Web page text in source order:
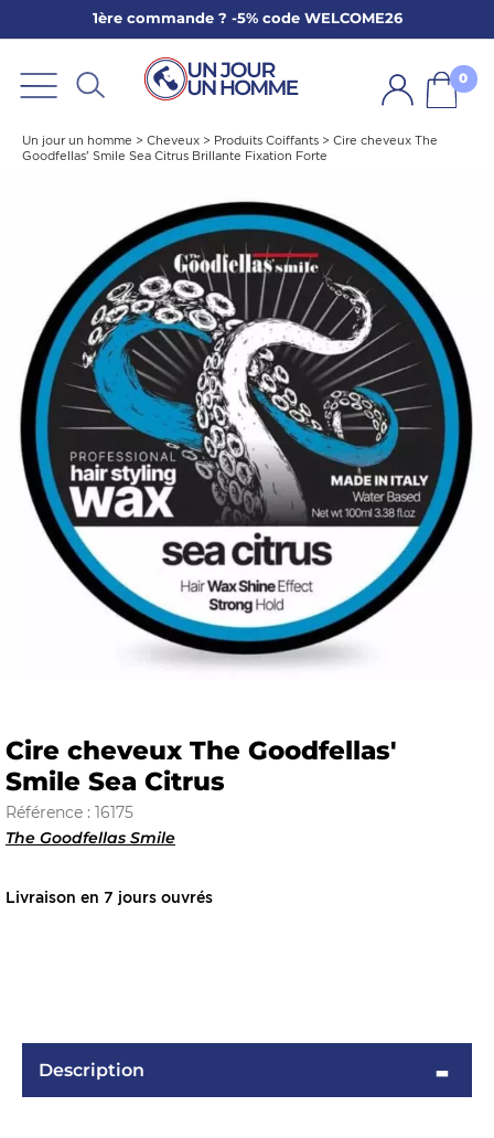
1ère commande ? -5% code WELCOME26
0
LA BARBE
Un jour un homme > Cheveux > Produits Coiffants > Cire cheveux The
Goodfellas' Smile Sea Citrus Brillante Fixation Forte
Cire cheveux The Goodfellas'
Smile Sea Citrus
Référence : 16175
The Goodfellas Smile
Livraison en 7 jours ouvrés
Description